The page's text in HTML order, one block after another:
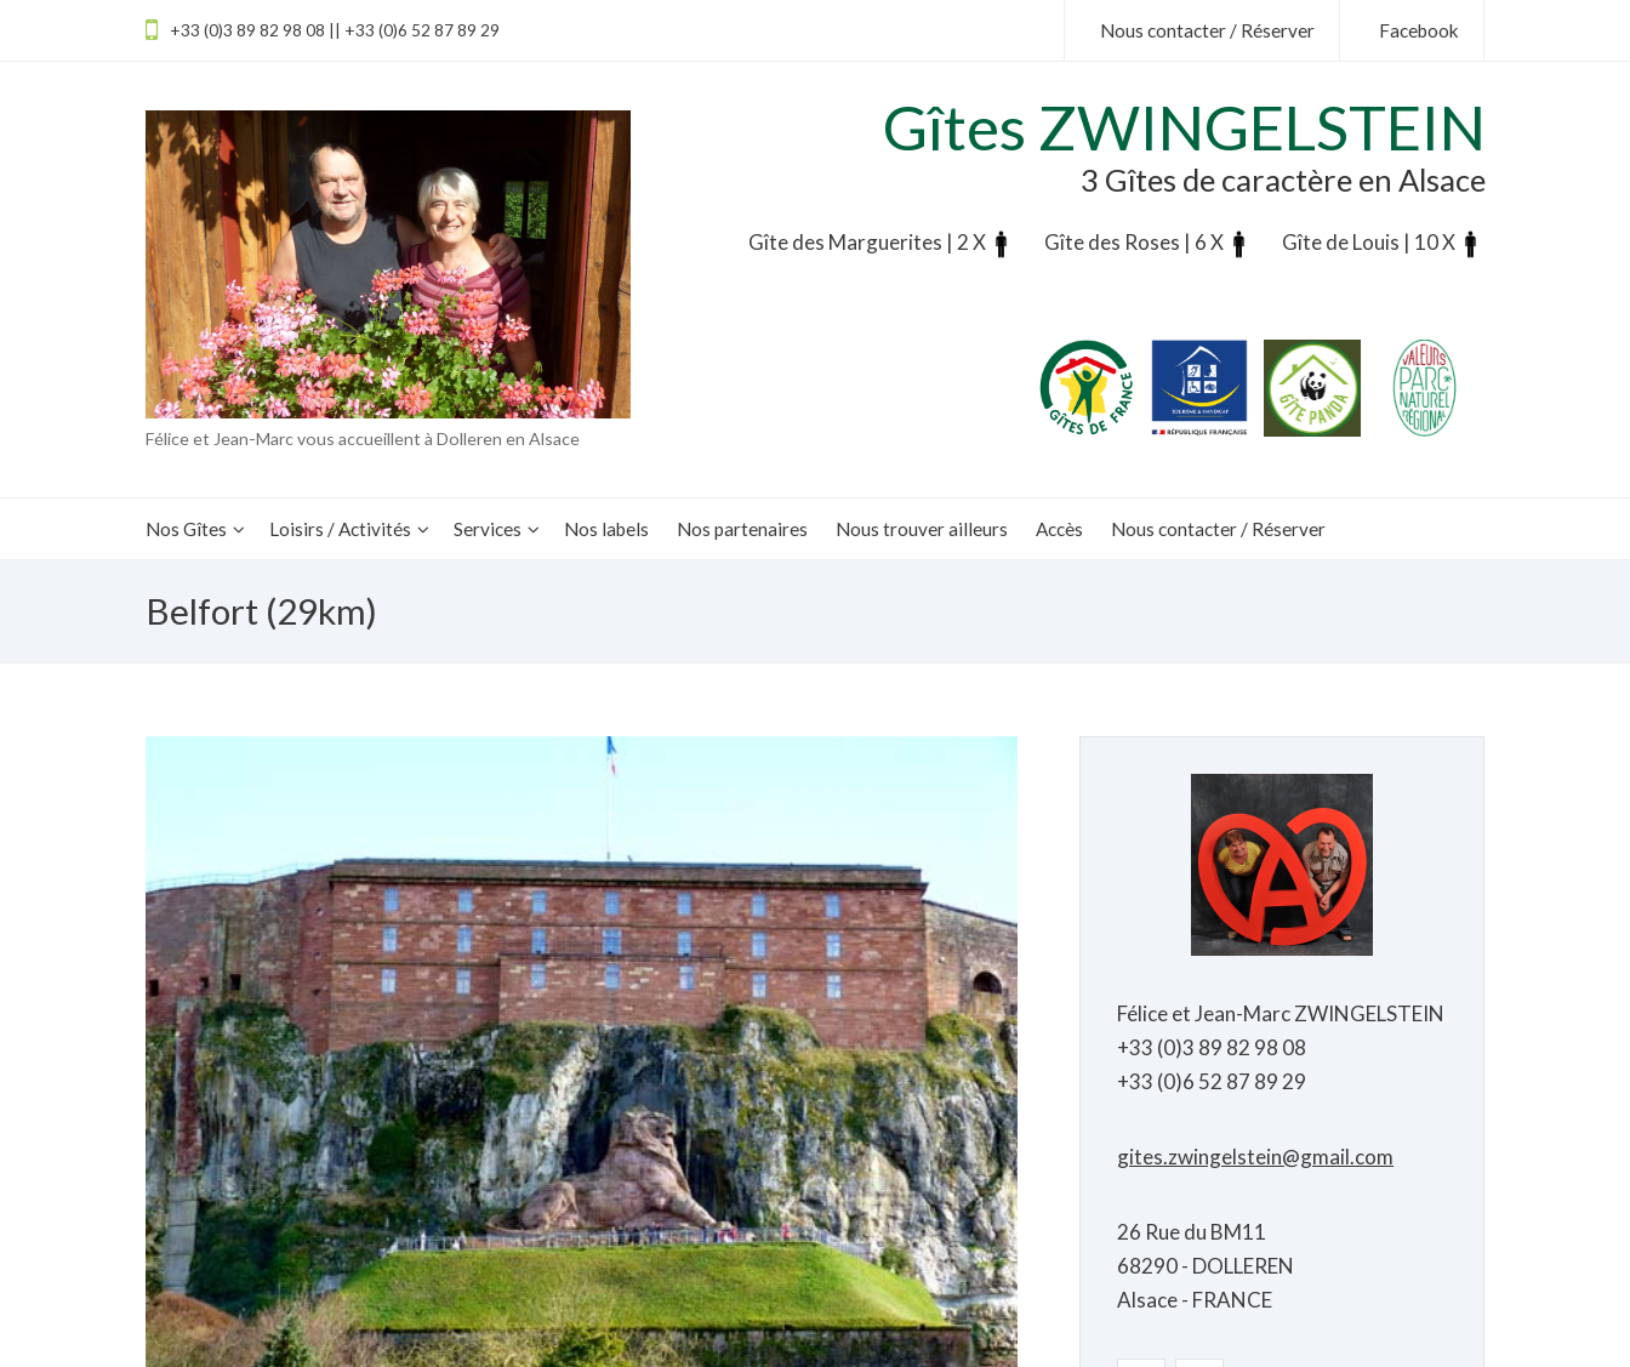
+33 (0)3 89 82 98 08 || +33 (0)6 52 87 89 29 Nous contacter / Réserver Facebook
Félice et Jean-Marc vous accueillent à Dolleren en Alsace
Gîtes ZWINGELSTEIN
3 Gîtes de caractère en Alsace
Gîte des Marguerites | 2 X Gîte des Roses | 6 X Gîte de Louis | 10 X
. .
Nos Gîtes Loisirs / Activités Services Nos labels Nos partenaires Nous trouver ailleurs Accès Nous contacter / Réserver
Belfort (29km)
Félice et Jean-Marc ZWINGELSTEIN
+33 (0)3 89 82 98 08
+33 (0)6 52 87 89 29
gites.zwingelstein@gmail.com
26 Rue du BM11
68290 - DOLLEREN
Alsace - FRANCE